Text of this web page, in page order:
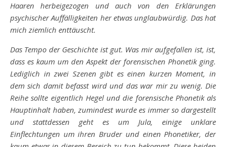
Haaren herbeigezogen und auch von den Erklärungen
psychischer Auffälligkeiten her etwas unglaubwürdig. Das hat
mich ziemlich enttäuscht.
Das Tempo der Geschichte ist gut. Was mir aufgefallen ist, ist,
dass es kaum um den Aspekt der forensischen Phonetik ging.
Lediglich in zwei Szenen gibt es einen kurzen Moment, in
dem sich damit befasst wird und das war mir zu wenig. Die
Reihe sollte eigentlich Hegel und die forensische Phonetik als
Hauptinhalt haben, zumindest wurde es immer so dargestellt
und stattdessen geht es um Jula, einige unklare
Einflechtungen um ihren Bruder und einen Phonetiker, der